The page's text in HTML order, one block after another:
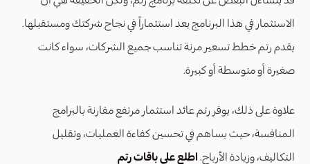
الاستثمار في هذا البرنامج يعد استثماراً في نجاح شركتك ومستقبلها.
يقدم رتم خطط تسعير مرنة تناسب جميع الشركات، سواء كانت
صغيرة أو متوسطة أو كبيرة.
علاوة على ذلك، يوفر رتم عائد استثمار مرتفع مقارنة بالبرامج
المنافسة، حيث يساهم في تحسين كفاءة العمليات، وتقليل
التكاليف، وزيادة الأرباح. اطلع علي باقات رتم